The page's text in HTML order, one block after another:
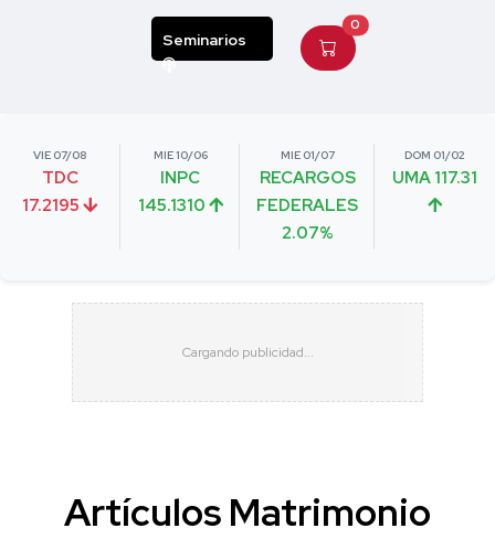
Seminarios
0
VIE 07/08
TDC
17.2195
MIE 10/06
INPC
145.1310
MIE 01/07
RECARGOS
FEDERALES
2.07%
DOM 01/02
UMA 117.31
Artículos Matrimonio